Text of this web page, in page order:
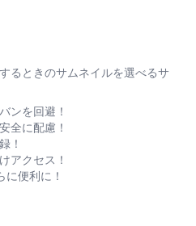
るときのサムネイルを選べるサ
ンを回避！
全に配慮！
！
アクセス！
に便利に！